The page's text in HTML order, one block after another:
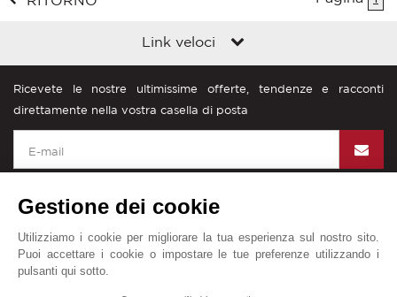
Link veloci
Ricevete le nostre ultimissime offerte, tendenze e racconti
direttamente nella vostra casella di posta
John Taylor nel mondo
Diciture legali
Gestione dei cookie
Utilizziamo i cookie per migliorare la tua esperienza sul nostro sito.
Puoi accettare i cookie o impostare le tue preferenze utilizzando i
pulsanti qui sotto.